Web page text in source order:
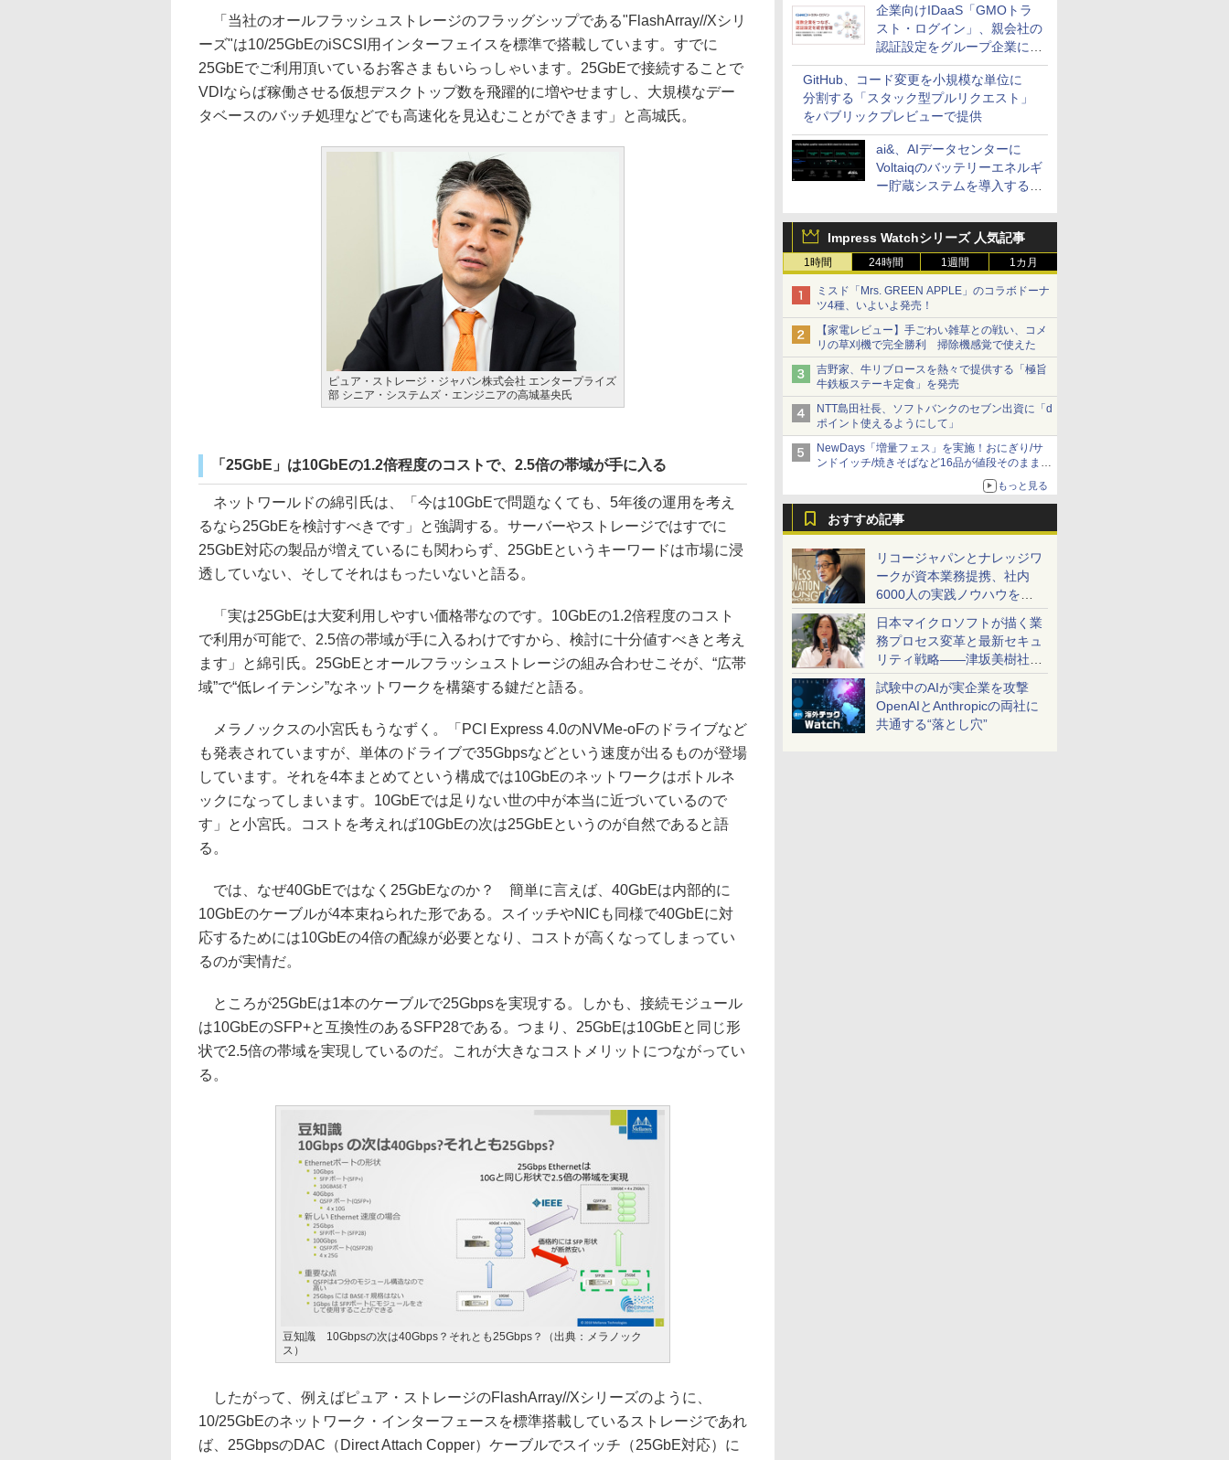
企業向けIDaaS「GMOトラ
スト・ログイン」、親会社の
認証設定をグループ企業に展
開できる新機能を提供
GitHub、コード変更を小規模な単位に
分割する「スタック型プルリクエスト」
をパブリックプレビューで提供
ai&、AIデータセンターに
Voltaiqのバッテリーエネルギ
ー貯蔵システムを導入する計
Impress Watchシリーズ 人気記事
1時間 24時間 1週間 1カ月
ミスド「Mrs. GREEN APPLE」のコラボドーナ
ツ4種、いよいよ発売！
【家電レビュー】手ごわい雑草との戦い、コメ
リの草刈機で完全勝利 掃除機感覚で使えた
吉野家、牛リブロースを熱々で提供する「極旨
牛鉄板ステーキ定食」を発売
NTT島田社長、ソフトバンクのセブン出資に「d
ポイント使えるようにして」
NewDays「増量フェス」を実施！おにぎり/サ
ンドイッチ/焼きそばなど16品が値段そのままで
もっと見る
おすすめ記事
リコージャパンとナレッジワ
ークが資本業務提携、社内
6000人の実践ノウハウを生
かした「AI商談記録 for
RICOH」を展開へ
日本マイクロソフトが描く業
務プロセス変革と最新セキュ
リティ戦略――津坂美樹社長
が2027年度戦略を説明
試験中のAIが実企業を攻撃
OpenAIとAnthropicの両社に
共通する“落とし穴”
「当社のオールフラッシュストレージのフラッグシップである"FlashArray//Xシリ
ーズ"は10/25GbEのiSCSI用インターフェイスを標準で搭載しています。すでに
25GbEでご利用頂いているお客さまもいらっしゃいます。25GbEで接続することで
VDIならば稼働させる仮想デスクトップ数を飛躍的に増やせますし、大規模なデー
タベースのバッチ処理などでも高速化を見込むことができます」と高城氏。
ピュア・ストレージ・ジャパン株式会社 エンタープライズ
部 シニア・システムズ・エンジニアの高城基央氏
「25GbE」は10GbEの1.2倍程度のコストで、2.5倍の帯域が手に入る
ネットワールドの綿引氏は、「今は10GbEで問題なくても、5年後の運用を考え
るなら25GbEを検討すべきです」と強調する。サーバーやストレージではすでに
25GbE対応の製品が増えているにも関わらず、25GbEというキーワードは市場に浸
透していない、そしてそれはもったいないと語る。
「実は25GbEは大変利用しやすい価格帯なのです。10GbEの1.2倍程度のコスト
で利用が可能で、2.5倍の帯域が手に入るわけですから、検討に十分値すべきと考え
ます」と綿引氏。25GbEとオールフラッシュストレージの組み合わせこそが、“広帯
域”で“低レイテンシ”なネットワークを構築する鍵だと語る。
メラノックスの小宮氏もうなずく。「PCI Express 4.0のNVMe-oFのドライブなど
も発表されていますが、単体のドライブで35Gbpsなどという速度が出るものが登場
しています。それを4本まとめてという構成では10GbEのネットワークはボトルネ
ックになってしまいます。10GbEでは足りない世の中が本当に近づいているので
す」と小宮氏。コストを考えれば10GbEの次は25GbEというのが自然であると語
る。
では、なぜ40GbEではなく25GbEなのか？ 簡単に言えば、40GbEは内部的に
10GbEのケーブルが4本束ねられた形である。スイッチやNICも同様で40GbEに対
応するためには10GbEの4倍の配線が必要となり、コストが高くなってしまってい
るのが実情だ。
ところが25GbEは1本のケーブルで25Gbpsを実現する。しかも、接続モジュール
は10GbEのSFP+と互換性のあるSFP28である。つまり、25GbEは10GbEと同じ形
状で2.5倍の帯域を実現しているのだ。これが大きなコストメリットにつながってい
る。
豆知識 10Gbpsの次は40Gbps？それとも25Gbps？（出典：メラノック
ス）
したがって、例えばピュア・ストレージのFlashArray//Xシリーズのように、
10/25GbEのネットワーク・インターフェースを標準搭載しているストレージであれ
ば、25GbpsのDAC（Direct Attach Copper）ケーブルでスイッチ（25GbE対応）に